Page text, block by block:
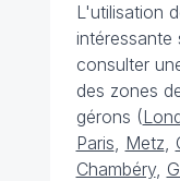
L'utilisation
intéressante
consulter
des zones
gérons (
Paris, Metz,
Chambéry,